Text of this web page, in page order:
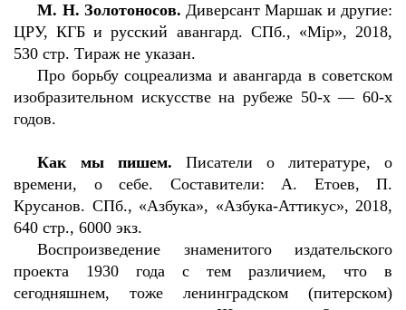
М. Н. Золотоносов. Диверсант Маршак и другие:
ЦРУ, КГБ и русский авангард. СПб., «Мiр», 2018,
530 стр. Тираж не указан.
Про борьбу соцреализма и авангарда в советском
изобразительном искусстве на рубеже 50-х — 60-х
годов.
Как мы пишем. Писатели о литературе, о
времени, о себе. Составители: А. Етоев, П.
Крусанов. СПб., «Азбука», «Азбука-Аттикус», 2018,
640 стр., 6000 экз.
Воспроизведение знаменитого издательского
проекта 1930 года с тем различием, что в
сегодняшнем, тоже ленинградском (питерском)